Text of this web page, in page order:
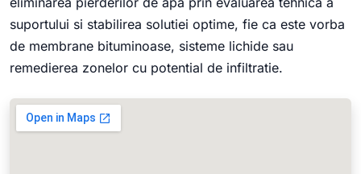
suportului si stabilirea solutiei optime, fie ca este vorba
de membrane bituminoase, sisteme lichide sau
remedierea zonelor cu potential de infiltratie.